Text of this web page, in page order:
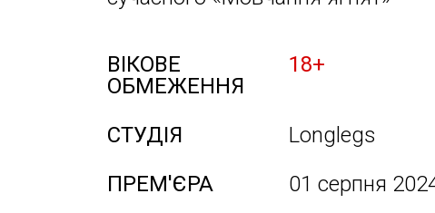
ВІКОВЕ
ОБМЕЖЕННЯ
18+
СТУДІЯ
Longlegs
ПРЕМ'ЄРА
01 серпня